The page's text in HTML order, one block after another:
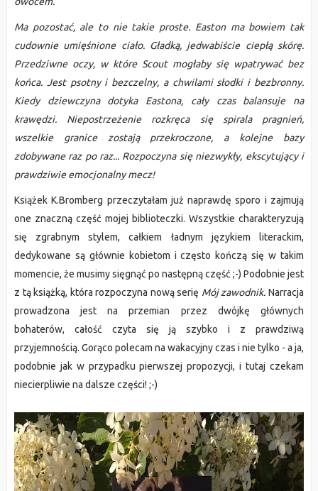
Ma pozostać, ale to nie takie proste. Easton ma bowiem tak
cudownie umięśnione ciało. Gładką, jedwabiście ciepłą skórę.
Przedziwne oczy, w które Scout mogłaby się wpatrywać bez
końca. Jest psotny i bezczelny, a chwilami słodki i bezbronny.
Kiedy dziewczyna dotyka Eastona, cały czas balansuje na
krawędzi. Niepostrzeżenie rozkręca się spirala pragnień,
wszelkie granice zostają przekroczone, a kolejne bazy
zdobywane raz po raz... Rozpoczyna się niezwykły, ekscytujący i
prawdziwie emocjonalny mecz!
Książek K.Bromberg przeczytałam już naprawdę sporo i zajmują
one znaczną część mojej biblioteczki. Wszystkie charakteryzują
się zgrabnym stylem, całkiem ładnym językiem literackim,
dedykowane są głównie kobietom i często kończą się w takim
momencie, że musimy sięgnąć po następną część ;-) Podobnie jest
z tą książką, która rozpoczyna nową serię Mój zawodnik.Narracja
prowadzona jest na przemian przez dwójkę głównych
bohaterów, całość czyta się ją szybko i z prawdziwą
przyjemnością. Gorąco polecam na wakacyjny czas i nie tylko - a ja,
podobnie jak w przypadku pierwszej propozycji, i tutaj czekam
niecierpliwie na dalsze części! ;-)